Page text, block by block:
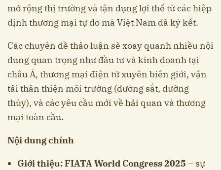
mở rộng thị trường và tận dụng lợi thế từ các hiệp
định thương mại tự do mà Việt Nam đã ký kết.
Các chuyên đề thảo luận sẽ xoay quanh nhiều nội
dung quan trọng như đầu tư và kinh doanh tại
châu Á, thương mại điện tử xuyên biên giới, vận
tải thân thiện môi trường (đường sắt, đường
thủy), và các yêu cầu mới về hải quan và thương
mại toàn cầu.
Nội dung chính
Giới thiệu: FIATA World Congress 2025 – sự